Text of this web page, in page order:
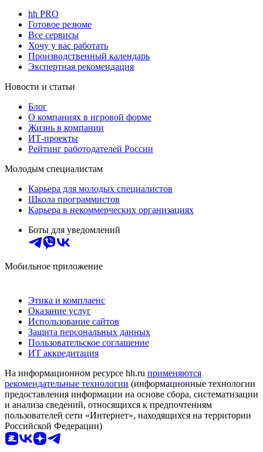
hh PRO
Готовое резюме
Все сервисы
Хочу у вас работать
Производственный календарь
Экспертная рекомендация
Новости и статьи
Блог
О компаниях в игровой форме
Жизнь в компании
ИТ-проекты
Рейтинг работодателей России
Молодым специалистам
Карьера для молодых специалистов
Школа программистов
Карьера в некоммерческих организациях
Боты для уведомлений
Мобильное приложение
Этика и комплаенс
Оказание услуг
Использование сайтов
Защита персональных данных
Пользовательское соглашение
ИТ аккредитация
На информационном ресурсе hh.ru применяются
рекомендательные технологии (информационные технологии
предоставления информации на основе сбора, систематизации
и анализа сведений, относящихся к предпочтениям
пользователей сети «Интернет», находящихся на территории
Российской Федерации)